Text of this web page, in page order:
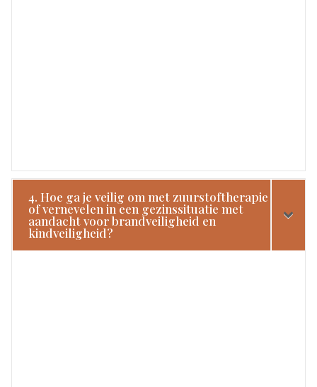
4. Hoe ga je veilig om met zuurstoftherapie
of vernevelen in een gezinssituatie met
aandacht voor brandveiligheid en
kindveiligheid?